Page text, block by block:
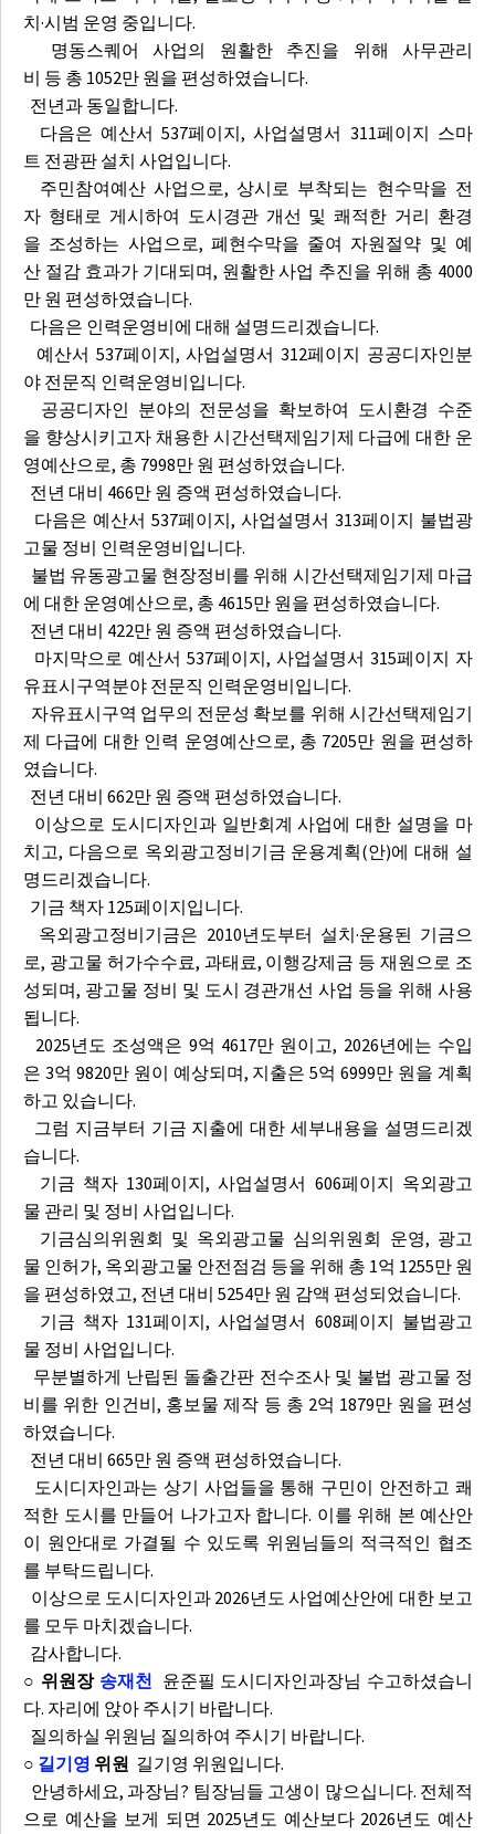
치·시범 운영 중입니다.
명동스퀘어 사업의 원활한 추진을 위해 사무관리
비 등 총 1052만 원을 편성하였습니다.
전년과 동일합니다.
다음은 예산서 537페이지, 사업설명서 311페이지 스마
트 전광판 설치 사업입니다.
주민참여예산 사업으로, 상시로 부착되는 현수막을 전
자 형태로 게시하여 도시경관 개선 및 쾌적한 거리 환경
을 조성하는 사업으로, 폐현수막을 줄여 자원절약 및 예
산 절감 효과가 기대되며, 원활한 사업 추진을 위해 총 4000
만 원 편성하였습니다.
다음은 인력운영비에 대해 설명드리겠습니다.
예산서 537페이지, 사업설명서 312페이지 공공디자인분
야 전문직 인력운영비입니다.
공공디자인 분야의 전문성을 확보하여 도시환경 수준
을 향상시키고자 채용한 시간선택제임기제 다급에 대한 운
영예산으로, 총 7998만 원 편성하였습니다.
전년 대비 466만 원 증액 편성하였습니다.
다음은 예산서 537페이지, 사업설명서 313페이지 불법광
고물 정비 인력운영비입니다.
불법 유동광고물 현장정비를 위해 시간선택제임기제 마급
에 대한 운영예산으로, 총 4615만 원을 편성하였습니다.
전년 대비 422만 원 증액 편성하였습니다.
마지막으로 예산서 537페이지, 사업설명서 315페이지 자
유표시구역분야 전문직 인력운영비입니다.
자유표시구역 업무의 전문성 확보를 위해 시간선택제임기
제 다급에 대한 인력 운영예산으로, 총 7205만 원을 편성하
였습니다.
전년 대비 662만 원 증액 편성하였습니다.
이상으로 도시디자인과 일반회계 사업에 대한 설명을 마
치고, 다음으로 옥외광고정비기금 운용계획(안)에 대해 설
명드리겠습니다.
기금 책자 125페이지입니다.
옥외광고정비기금은 2010년도부터 설치·운용된 기금으
로, 광고물 허가수수료, 과태료, 이행강제금 등 재원으로 조
성되며, 광고물 정비 및 도시 경관개선 사업 등을 위해 사용
됩니다.
2025년도 조성액은 9억 4617만 원이고, 2026년에는 수입
은 3억 9820만 원이 예상되며, 지출은 5억 6999만 원을 계획
하고 있습니다.
그럼 지금부터 기금 지출에 대한 세부내용을 설명드리겠
습니다.
기금 책자 130페이지, 사업설명서 606페이지 옥외광고
물 관리 및 정비 사업입니다.
기금심의위원회 및 옥외광고물 심의위원회 운영, 광고
물 인허가, 옥외광고물 안전점검 등을 위해 총 1억 1255만 원
을 편성하였고, 전년 대비 5254만 원 감액 편성되었습니다.
기금 책자 131페이지, 사업설명서 608페이지 불법광고
물 정비 사업입니다.
무분별하게 난립된 돌출간판 전수조사 및 불법 광고물 정
비를 위한 인건비, 홍보물 제작 등 총 2억 1879만 원을 편성
하였습니다.
전년 대비 665만 원 증액 편성하였습니다.
도시디자인과는 상기 사업들을 통해 구민이 안전하고 쾌
적한 도시를 만들어 나가고자 합니다. 이를 위해 본 예산안
이 원안대로 가결될 수 있도록 위원님들의 적극적인 협조
를 부탁드립니다.
이상으로 도시디자인과 2026년도 사업예산안에 대한 보고
를 모두 마치겠습니다.
감사합니다.
○ 위원장 송재천 윤준필 도시디자인과장님 수고하셨습니
다. 자리에 앉아 주시기 바랍니다.
질의하실 위원님 질의하여 주시기 바랍니다.
○ 길기영 위원 길기영 위원입니다.
안녕하세요, 과장님? 팀장님들 고생이 많으십니다. 전체적
으로 예산을 보게 되면 2025년도 예산보다 2026년도 예산